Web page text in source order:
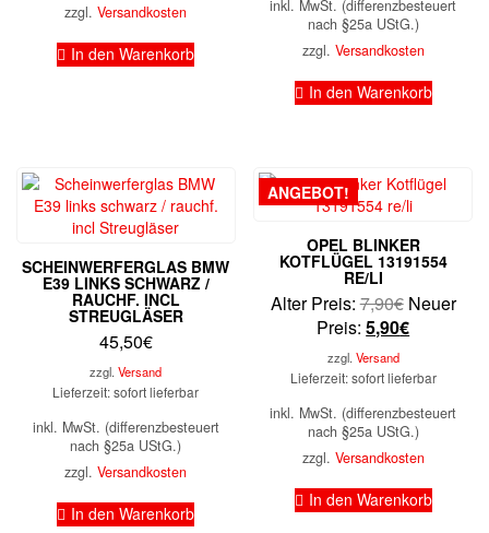
zzgl.Versandkosten
In den Warenkorb
inkl. MwSt. (differenzbesteuert
nach §25a UStG.)
zzgl. Versandkosten
In den Warenkorb
SCHEINWERFERGLAS BMW
E39 LINKS SCHWARZ /
RAUCHF. INCL
STREUGLÄSER
45,50€
zzgl.Versand
Lieferzeit: sofort lieferbar
inkl. MwSt. (differenzbesteuert
nach §25a UStG.)
zzgl.Versandkosten
In den Warenkorb
ANGEBOT!
OPEL BLINKER
KOTFLÜGEL 13191554
RE/LI
Alter Preis: 7,90€
Preis
7,90€
Neuer
Preis: 5,90€Aktueller
ist:
zzgl. Versand
Lieferzeit: sofort lieferbar
inkl. MwSt. (differenzbesteuert
nach §25a UStG.)
zzgl. Versandkosten
In den Warenkorb